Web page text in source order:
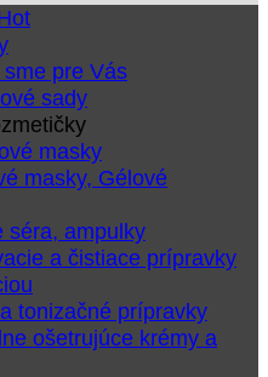
pre Vás
sady
masky
masky, Gélové
séra, ampulky
a čistiace prípravky
tonizačné prípravky
ošetrujúce krémy a